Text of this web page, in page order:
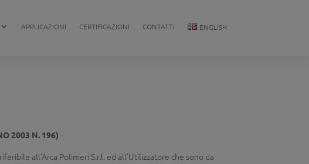
APPLICAZIONI CERTIFICAZIONI CONTATTI ENGLISH
2003 N. 196)
all’Arca Polimeri S.r.l. ed all’Utilizzatore che sono da